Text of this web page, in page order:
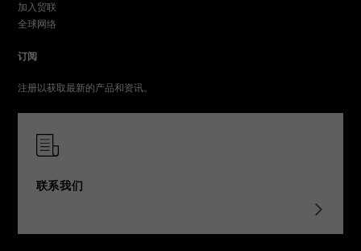
加入贸联
全球网络
订阅
注册以获取最新的产品和资讯。
联系我们